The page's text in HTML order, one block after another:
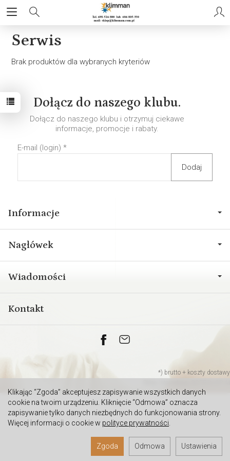
Serwis
Brak produktów dla wybranych kryteriów
Dołącz do naszego klubu.
Dołącz do naszego klubu i otrzymuj ciekawe
informacje, promocje i rabaty.
E-mail (login) *
Informacje
Nagłówek
Wiadomości
Kontakt
*) brutto + koszty dostawy
Klikając “Zgoda” akceptujesz zapisywanie wszystkich danych
cookie na twoim urządzeniu. Kliknięcie “Odmowa” oznacza
zapisywanie tylko danych niezbędnych do funkcjonowania strony.
Więcej informacji o cookie w polityce prywatności
Ustawienia
Odmowa
Zgoda